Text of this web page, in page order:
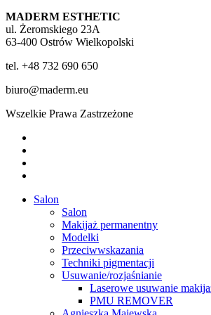
MADERM ESTHETIC
ul. Żeromskiego 23A
63-400 Ostrów Wielkopolski
tel. +48 732 690 650
biuro@maderm.eu
Wszelkie Prawa Zastrzeżone
Close
Salon
Salon
Makijaż permanentny
Modelki
Przeciwwskazania
Techniki pigmentacji
Usuwanie/rozjaśnianie
Laserowe usuwanie
PMU REMOVER